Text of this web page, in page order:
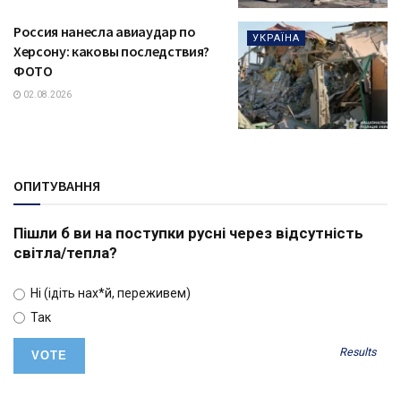
УКРАЇНА
Россия нанесла авиаудар по
Херсону: каковы последствия?
ФОТО
02.08.2026
ОПИТУВАННЯ
Пішли б ви на поступки русні через відсутність
світла/тепла?
Ні (ідіть нах*й, переживем)
Так
Results